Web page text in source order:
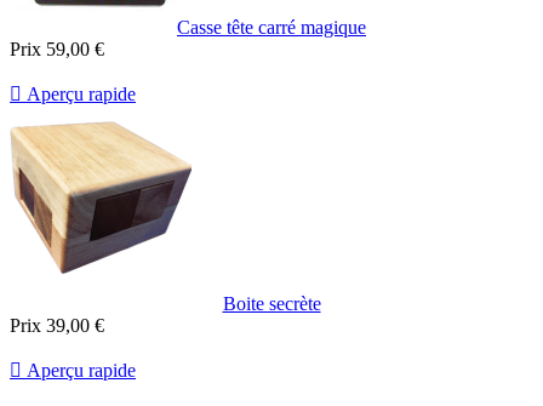
Casse tête carré magique
Prix 59,00 €
 Aperçu rapide
Boite secrète
Prix 39,00 €
 Aperçu rapide